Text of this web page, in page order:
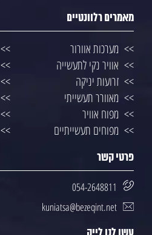
מאמרים רלוונטיים
מערכות אוורור
אוויר נקי לתעשייה
זרועות יניקה
מאוורר תעשייתי
מפוח אוויר
מפוחים תעשייתיים
פרטי קשר
054-2648811
kuniatsa@bezeqint.net